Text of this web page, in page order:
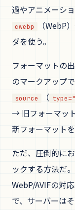
過やアニメーシ
cwebp （WebP
ダを使う。
フォーマットの
のマークアップ
source （
→ 旧フォーマッ
新フォーマットを
ただ、圧倒的に
ックする方法だ
WebP/AVIFの対
で、サーバーは